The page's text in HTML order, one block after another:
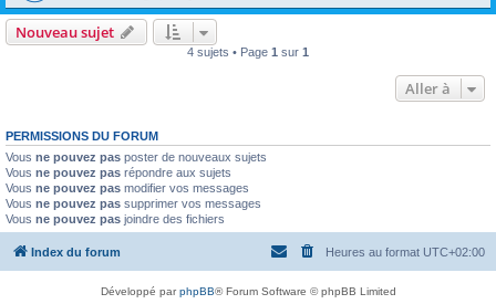
Nouveau sujet
4 sujets • Page 1 sur 1
Aller à
PERMISSIONS DU FORUM
Vous ne pouvez pas poster de nouveaux sujets
Vous ne pouvez pas répondre aux sujets
Vous ne pouvez pas modifier vos messages
Vous ne pouvez pas supprimer vos messages
Vous ne pouvez pas joindre des fichiers
Index du forum Heures au format UTC+02:00
Développé parphpBB® Forum Software © phpBB Limited